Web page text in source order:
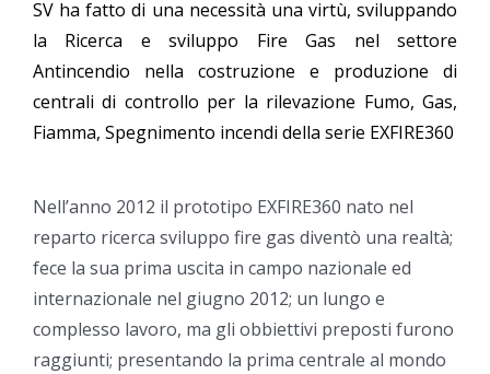
SV ha fatto di una necessità una virtù, sviluppando
la Ricerca e sviluppo Fire Gas nel settore
Antincendio nella costruzione e produzione di
centrali di controllo per la rilevazione Fumo, Gas,
Fiamma, Spegnimento incendi della serie EXFIRE360
Nell’anno 2012 il prototipo EXFIRE360 nato nel
reparto ricerca sviluppo fire gas diventò una realtà;
fece la sua prima uscita in campo nazionale ed
internazionale nel giugno 2012; un lungo e
complesso lavoro, ma gli obbiettivi preposti furono
raggiunti; presentando la prima centrale al mondo